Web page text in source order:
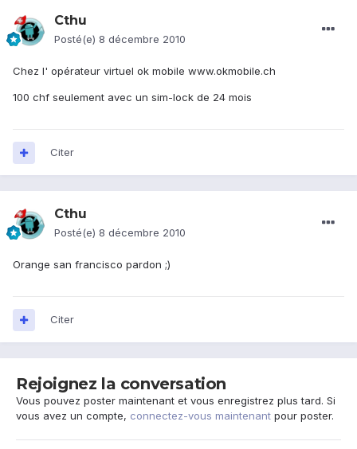
Cthu
Posté(e) 8 décembre 2010
Chez l' opérateur virtuel ok mobile www.okmobile.ch
100 chf seulement avec un sim-lock de 24 mois
Citer
Cthu
Posté(e) 8 décembre 2010
Orange san francisco pardon ;)
Citer
Rejoignez la conversation
Vous pouvez poster maintenant et vous enregistrez plus tard. Si
vous avez un compte, connectez-vous maintenant pour poster.